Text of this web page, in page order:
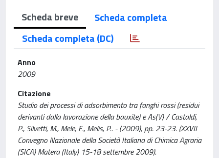
Scheda breve
Scheda completa
Scheda completa (DC)
Anno
2009
Citazione
Studio dei processi di adsorbimento tra fanghi rossi (residui
derivanti dalla lavorazione della bauxite) e As(V) / Castaldi,
P., Silvetti, M., Mele, E., Melis, P.. - (2009), pp. 23-23. (XXVII
Convegno Nazionale della Società Italiana di Chimica Agraria
(SICA) Matera (Italy) 15-18 settembre 2009).